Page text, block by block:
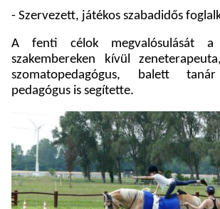
- Szervezett, játékos szabadidős
A fenti célok megvalósulását a
szakembereken kívül
szomatopedagógus, balett
pedagógus is segítette.